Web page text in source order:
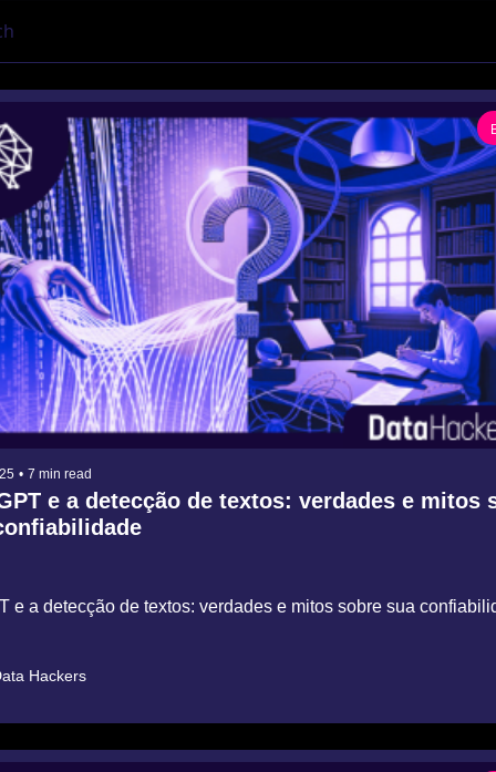
• 7 min read
e a detecção de textos: verdades e mitos
e a detecção de textos: verdades e mitos sobre sua
Hackers